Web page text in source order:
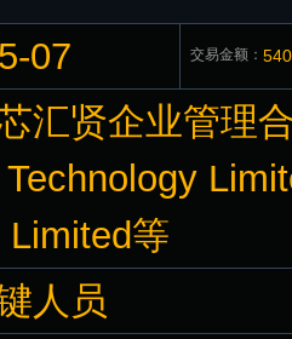
07 交易金额：
汇贤企业管理
Limited等
人员